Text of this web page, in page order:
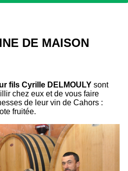
DE MAISON
fils Cyrille DELMOULY sont
chez eux et de vous faire
de leur vin de Cahors :
fruitée.